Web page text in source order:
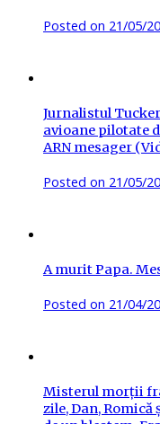
Posted on 21/05/
Jurnalistul
avioane pilotate
ARN mesager
Posted on 21/05/
A murit Papa.
Posted on 21/04/
Misterul morții
zile, Dan,